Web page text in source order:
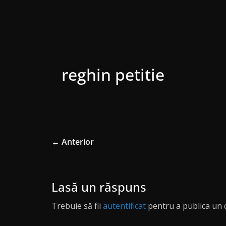
reghin petitie
← Anterior
Lasă un răspuns
Trebuie să fii autentificat pentru a publica un